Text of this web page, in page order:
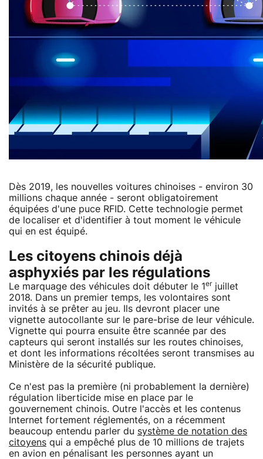
Dès 2019, les nouvelles voitures chinoises - environ 30
millions chaque année - seront obligatoirement
équipées d'une puce RFID. Cette technologie permet
de localiser et d'identifier à tout moment le véhicule
qui en est équipé.
Les citoyens chinois déjà
asphyxiés par les régulations
Le marquage des véhicules doit débuter le 1 er juillet
2018. Dans un premier temps, les volontaires sont
invités à se prêter au jeu. Ils devront placer une
vignette autocollante sur le pare-brise de leur véhicule.
Vignette qui pourra ensuite être scannée par des
capteurs qui seront installés sur les routes chinoises,
et dont les informations récoltées seront transmises au
Ministère de la sécurité publique.
Ce n'est pas la première (ni probablement la dernière)
régulation liberticide mise en place par le
gouvernement chinois. Outre l'accès et les contenus
Internet fortement réglementés, on a récemment
beaucoup entendu parler du système de notation des
citoyens qui a empêché plus de 10 millions de trajets
en avion en pénalisant les personnes ayant un